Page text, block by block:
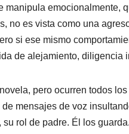
manipula emocionalmente,
no es vista como una
si ese mismo
de alejamiento, diligencia
pero ocurren todos
mensajes de voz
rol de padre. Él los